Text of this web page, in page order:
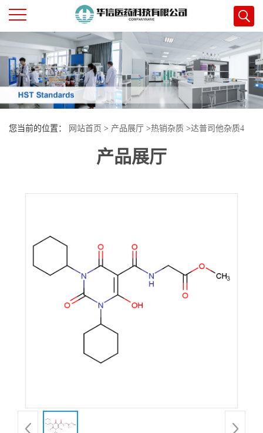
公
司
首
页
司
书
您当前的位置： 网站首页 > 产品展厅 >热销杂质 >达普司他杂质4
产品展厅